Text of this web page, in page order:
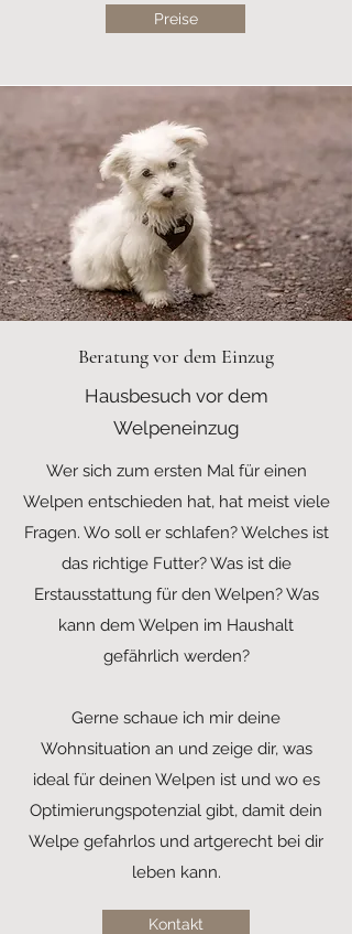
Preise
Beratung vor dem Einzug
Hausbesuch vor dem
Welpeneinzug
Wer sich zum ersten Mal für einen
Welpen entschieden hat, hat meist viele
Fragen. Wo soll er schlafen? Welches ist
das richtige Futter? Was ist die
Erstausstattung für den Welpen? Was
kann dem Welpen im Haushalt
gefährlich werden?
Gerne schaue ich mir deine
Wohnsituation an und zeige dir, was
ideal für deinen Welpen ist und wo es
Optimierungspotenzial gibt, damit dein
Welpe gefahrlos und artgerecht bei dir
leben kann.
Kontakt